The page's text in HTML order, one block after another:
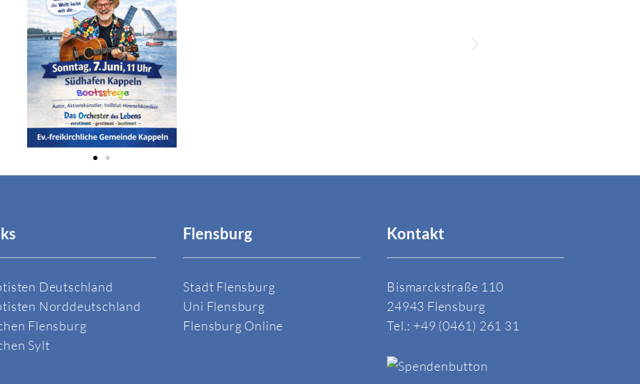
Deutschland
Norddeutschland
Flensburg
Sylt
Flensburg
Stadt Flensburg
Uni Flensburg
Flensburg Online
Kontakt
Bismarckstraße 110
24943 Flensburg
Tel.: +49 (0461) 261 31